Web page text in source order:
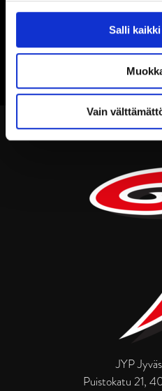
käytöstäEvästeet-
Salli
Vain
JYP
Puistokatu 21,